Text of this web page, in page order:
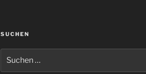
SUCHEN
nach: